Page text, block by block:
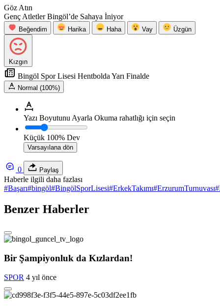
Göz Atın
Genç Atletler Bingöl’de Sahaya İniyor
Beğendim Harika Haha Vay Üzgün
Kızgın
Bingöl Spor Lisesi Hentbolda Yarı Finalde
Normal (100%)
Yazı Boyutunu Ayarla Okuma rahatlığı için seçin
Küçük 100% Dev
Varsayılana dön
0 Paylaş
Haberle ilgili daha fazlası
#Başarı#bingöl#BingölSporLisesi#ErkekTakımı#ErzurumTurnuvası#
Benzer Haberler
Bir Şampiyonluk da Kızlardan!
SPOR 4 yıl önce